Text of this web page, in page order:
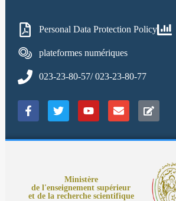
Personal Data Protection Policy
plateformes numériques
023-23-80-57/ 023-23-80-77
Ministère
de l'enseignement supérieur
et de la recherche scientifique